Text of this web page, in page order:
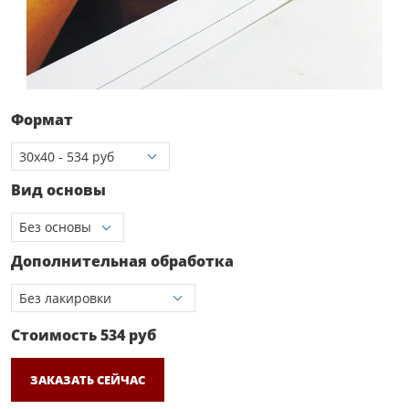
Формат
Вид основы
Дополнительная обработка
Стоимость534 руб
ЗАКАЗАТЬ СЕЙЧАС